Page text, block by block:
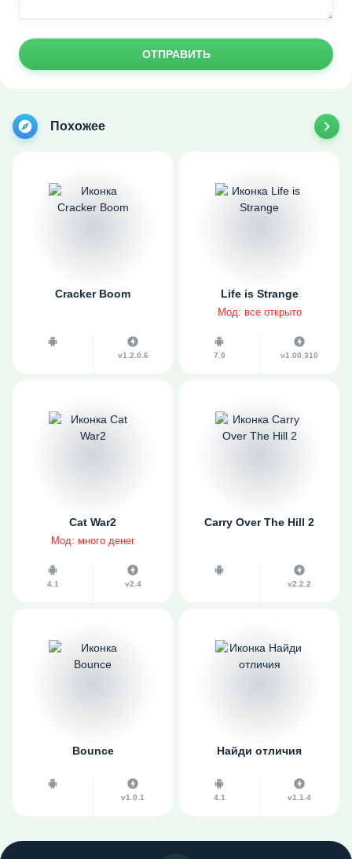
ОТПРАВИТЬ
Похожее
Cracker Boom
v1.2.0.6
Life is Strange
Мод: все открыто
7.0 v1.00.310
Cat War2
Мод: много денег
4.1 v2.4
Carry Over The Hill 2
v2.2.2
Bounce
v1.0.1
Найди отличия
4.1 v1.1.4